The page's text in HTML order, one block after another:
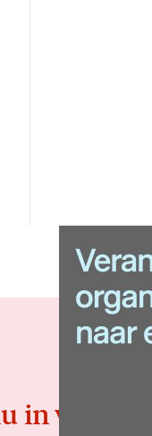
in voor de